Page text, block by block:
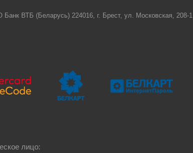
ВТБ (Беларусь) 224016, г. Брест, ул. Московская,
лицо: